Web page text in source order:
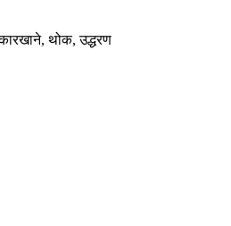
थोक, उद्धरण